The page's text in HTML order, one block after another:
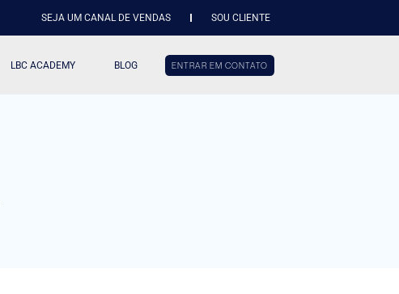
SEJA UM CANAL DE VENDAS SOU CLIENTE
LBC ACADEMY BLOG ENTRAR EM CONTATO